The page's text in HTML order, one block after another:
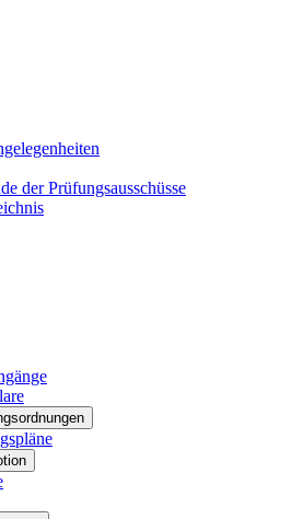
der Prüfungsausschüsse